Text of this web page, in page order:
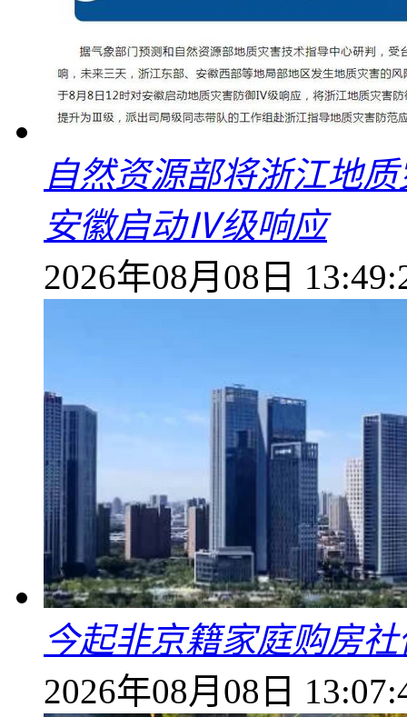
自然资源部将浙江地
安徽启动Ⅳ级响应
2026年08月08日
今起非京籍家庭购房
2026年08月08日